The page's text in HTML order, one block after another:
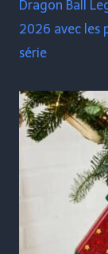
Dragon Ball
2026 avec les
série